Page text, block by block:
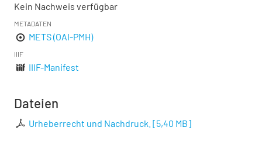
Kein Nachweis verfügbar
METADATEN
METS (OAI-PMH)
IIIF
IIIF-Manifest
Dateien
Urheberrecht und Nachdruck. [5,40 MB]